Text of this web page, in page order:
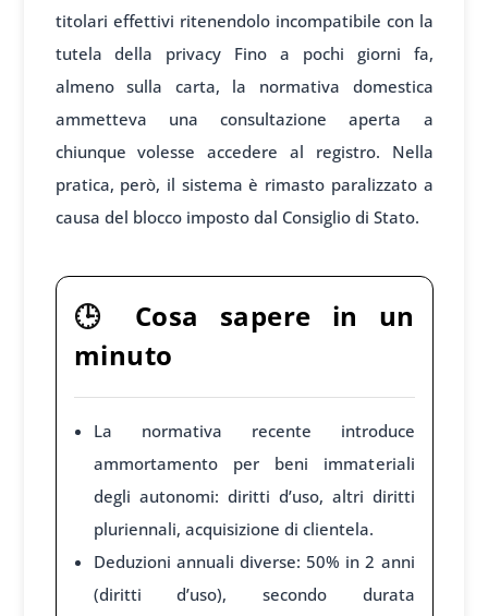
titolari effettivi ritenendolo incompatibile con la
tutela della privacy Fino a pochi giorni fa,
almeno sulla carta, la normativa domestica
ammetteva una consultazione aperta a
chiunque volesse accedere al registro. Nella
pratica, però, il sistema è rimasto paralizzato a
causa del blocco imposto dal Consiglio di Stato.
🕒 Cosa sapere in un
minuto
La normativa recente introduce
ammortamento per beni immateriali
degli autonomi: diritti d’uso, altri diritti
pluriennali, acquisizione di clientela.
Deduzioni annuali diverse: 50% in 2 anni
(diritti d’uso), secondo durata